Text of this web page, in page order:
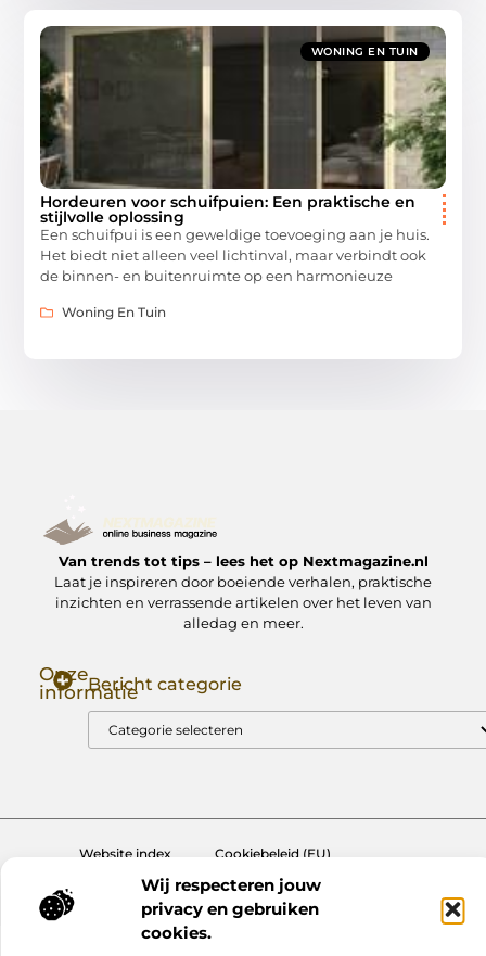
Wij respecteren jouw
privacy en gebruiken
cookies.
WONING EN TUIN
Hordeuren voor schuifpuien: Een praktische en
stijlvolle oplossing
Een schuifpui is een geweldige toevoeging aan je huis.
Het biedt niet alleen veel lichtinval, maar verbindt ook
de binnen- en buitenruimte op een harmonieuze
Woning En Tuin
Van trends tot tips – lees het op Nextmagazine.nl
Laat je inspireren door boeiende verhalen, praktische
inzichten en verrassende artikelen over het leven van
alledag en meer.
Onze
informatieBericht categorie
Website index
Cookiebeleid (EU)
@2025 www.nextmagazine.nl. All Right Reserved.